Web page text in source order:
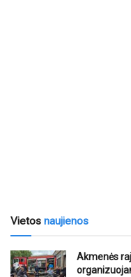
Vietos naujienos
Akmenės